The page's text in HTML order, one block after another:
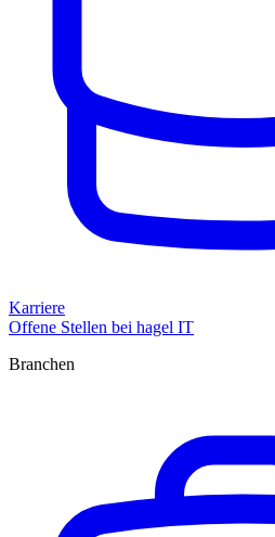
Karriere
Offene Stellen bei hagel IT
Branchen